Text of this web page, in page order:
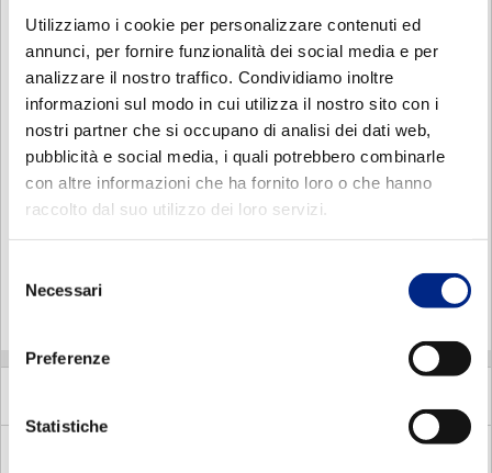
Utilizziamo i cookie per personalizzare contenuti ed
annunci, per fornire funzionalità dei social media e per
analizzare il nostro traffico. Condividiamo inoltre
informazioni sul modo in cui utilizza il nostro sito con i
nostri partner che si occupano di analisi dei dati web,
pubblicità e social media, i quali potrebbero combinarle
con altre informazioni che ha fornito loro o che hanno
raccolto dal suo utilizzo dei loro servizi.
delNecessari
Preferenze
Statistiche
MMA63a6
MMA71a6
MMA80a6
MMA80b6
MMA90Sa6
MMA90La6
MMA100a6